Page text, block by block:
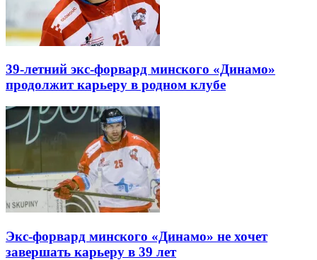
39-летний экс-форвард минского «Динамо»
продолжит карьеру в родном клубе
Экс-форвард минского «Динамо» не хочет
завершать карьеру в 39 лет